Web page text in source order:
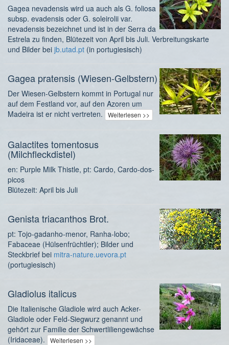
Gagea nevadensis wird ua auch als G. foliosa
subsp. evadensis oder G. soleirolii var.
nevadensis bezeichnet und ist in der Serra da
Estrela zu finden, Blütezeit von April bis Juli. Verbreitungskarte
und Bilder beijb.utad.pt (in portugiesisch)
Gagea pratensis (Wiesen-Gelbstern)
Der Wiesen-Gelbstern kommt in Portugal nur
auf dem Festland vor, auf den Azoren um
Madeira ist er nicht vertreten.
Weiterlesen >>
Galactites tomentosus
(Milchfleckdistel)
en: Purple Milk Thistle, pt: Cardo, Cardo-dos-
picos
Blütezeit: April bis Juli
Genista triacanthos Brot.
pt: Tojo-gadanho-menor, Ranha-lobo;
Fabaceae (Hülsenfrüchtler); Bilder und
Steckbrief bei mitra-nature.uevora.pt
(portugiesisch)
Gladiolus italicus
Die Italienische Gladiole wird auch Acker-
Gladiole oder Feld-Siegwurz genannt und
gehört zur Familie der Schwertliliengewächse
(Iridaceae).
Weiterlesen >>